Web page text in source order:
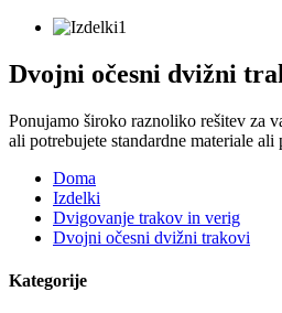
Dvojni očesni dvižni
Ponujamo široko raznoliko rešitev za
ali potrebujete standardne materiale ali
Doma
Izdelki
Dvigovanje trakov in verig
Dvojni očesni dvižni trakovi
Kategorije